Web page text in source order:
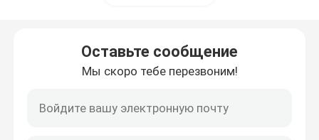
Оставьте сообщение
Мы скоро тебе перезвоним!